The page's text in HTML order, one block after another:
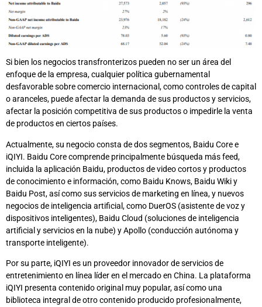
Si bien los negocios transfronterizos pueden no ser un área del
enfoque de la empresa, cualquier política gubernamental
desfavorable sobre comercio internacional, como controles de capital
o aranceles, puede afectar la demanda de sus productos y servicios,
afectar la posición competitiva de sus productos o impedirle la venta
de productos en ciertos países.
Actualmente, su negocio consta de dos segmentos, Baidu Core e
iQIYI. Baidu Core comprende principalmente búsqueda más feed,
incluida la aplicación Baidu, productos de video cortos y productos
de conocimiento e información, como Baidu Knows, Baidu Wiki y
Baidu Post, así como sus servicios de marketing en línea, y nuevos
negocios de inteligencia artificial, como DuerOS (asistente de voz y
dispositivos inteligentes), Baidu Cloud (soluciones de inteligencia
artificial y servicios en la nube) y Apollo (conducción autónoma y
transporte inteligente).
Por su parte, iQIYI es un proveedor innovador de servicios de
entretenimiento en línea líder en el mercado en China. La plataforma
iQIYI presenta contenido original muy popular, así como una
biblioteca integral de otro contenido producido profesionalmente,